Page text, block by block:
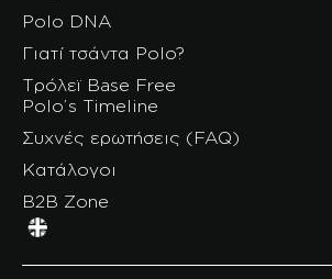
Polo DNA
Γιατί τσάντα Polo?
Τρόλεϊ Base Free
Polo’s Timeline
Συχνές ερωτήσεις (FAQ)
Κατάλογοι
B2B Zone